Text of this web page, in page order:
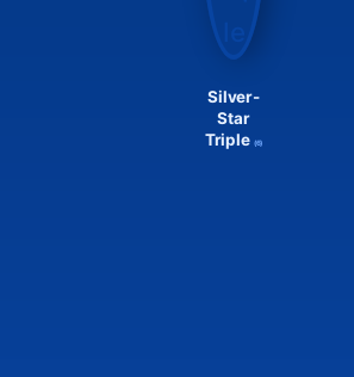
Silver-
Star
Triple (6)